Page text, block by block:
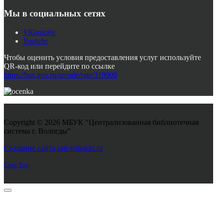
Мы в социальных сетях
VKontakte
Youtube
Чтобы оценить условия предоставления услуг используйте
QR-код или перейдите по ссылке
https://bus.gov.ru/qrcode/rate/319900
Copyright © 2026 МБУК "Централизованная библиотечная
система г. Вологды"
Создание сайта sait-vologda.ru
Goto Top